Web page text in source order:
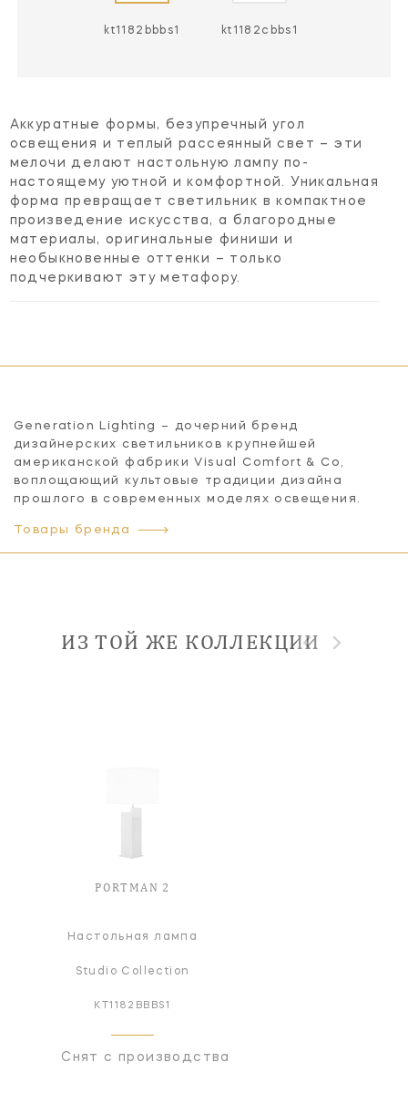
kt1182bbbs1 kt1182cbbs1
Аккуратные формы, безупречный угол
освещения и теплый рассеянный свет – эти
мелочи делают настольную лампу по-
настоящему уютной и комфортной. Уникальная
форма превращает светильник в компактное
произведение искусства, а благородные
материалы, оригинальные финиши и
необыкновенные оттенки – только
подчеркивают эту метафору.
Generation Lighting – дочерний бренд
дизайнерских светильников крупнейшей
американской фабрики Visual Comfort & Co,
воплощающий культовые традиции дизайна
прошлого в современных моделях освещения.
Товары бренда
ИЗ ТОЙ ЖЕ КОЛЛЕКЦИИ
PORTMAN 2
Настольная лампа
Studio Collection
KT1182BBBS1
Снят с производства